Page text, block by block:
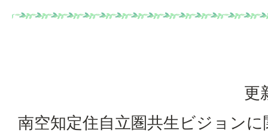
更
南空知定住自立圏共生ビジョン